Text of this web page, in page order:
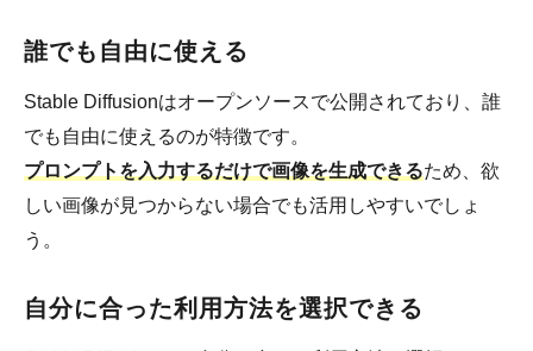
誰でも自由に使える
Stable Diffusionはオープンソースで公開されており、誰
でも自由に使えるのが特徴です。
プロンプトを入力するだけで画像を生成できるため、欲
しい画像が見つからない場合でも活用しやすいでしょ
う。
自分に合った利用方法を選択できる